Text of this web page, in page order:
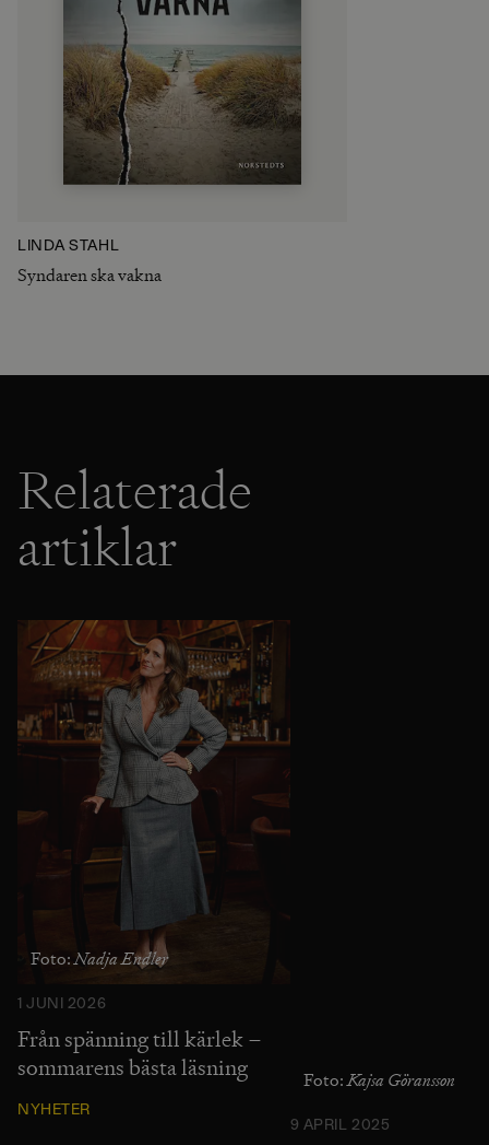
LINDA STÅHL
Syndaren ska vakna
Relaterade
artiklar
Foto:Nadja Endler
1 JUNI 2026
Från spänning till kärlek –
sommarens bästa läsning
NYHETER
Foto:Kajsa Göransson
9 APRIL 2025